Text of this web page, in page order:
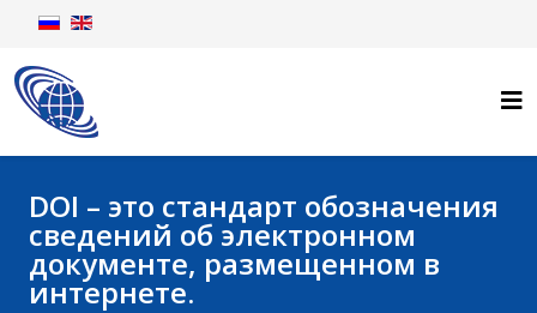
DOI – это стандарт обозначения
сведений об электронном
документе, размещенном в
интернете.